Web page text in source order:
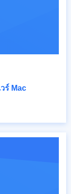
ร์ Mac